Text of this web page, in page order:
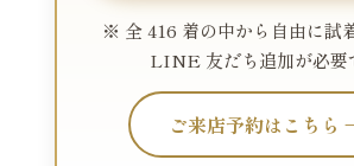
※ 全 416 着の中から自由に試
LINE 友だち追加が必要
ご来店予約はこちら